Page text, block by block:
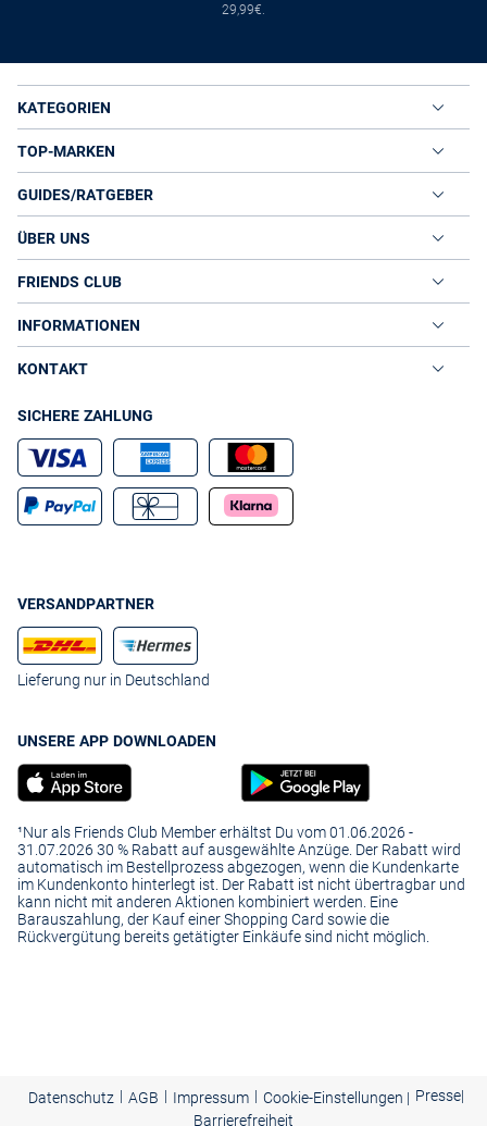
29,99€.
KATEGORIEN
TOP-MARKEN
GUIDES/RATGEBER
ÜBER UNS
FRIENDS CLUB
INFORMATIONEN
KONTAKT
SICHERE ZAHLUNG
VERSANDPARTNER
Lieferung nur in Deutschland
UNSERE APP DOWNLOADEN
¹Nur als Friends Club Member erhältst Du vom 01.06.2026 -
31.07.2026 30 % Rabatt auf ausgewählte Anzüge. Der Rabatt wird
automatisch im Bestellprozess abgezogen, wenn die Kundenkarte
im Kundenkonto hinterlegt ist. Der Rabatt ist nicht übertragbar und
kann nicht mit anderen Aktionen kombiniert werden. Eine
Barauszahlung, der Kauf einer Shopping Card sowie die
Rückvergütung bereits getätigter Einkäufe sind nicht möglich.
Datenschutz | AGB | Impressum | Cookie-Einstellungen | Presse|
Barrierefreiheit